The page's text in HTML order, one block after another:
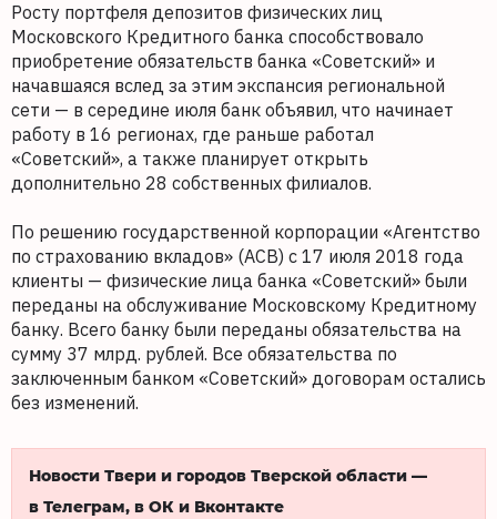
Росту портфеля депозитов физических лиц
Московского Кредитного банка способствовало
приобретение обязательств банка «Советский» и
начавшаяся вслед за этим экспансия региональной
сети — в середине июля банк объявил, что начинает
работу в 16 регионах, где раньше работал
«Советский», а также планирует открыть
дополнительно 28 собственных филиалов.
По решению государственной корпорации «Агентство
по страхованию вкладов» (АСВ) с 17 июля 2018 года
клиенты — физические лица банка «Советский» были
переданы на обслуживание Московскому Кредитному
банку. Всего банку были переданы обязательства на
сумму 37 млрд. рублей. Все обязательства по
заключенным банком «Советский» договорам остались
без изменений.
Новости Твери и городов Тверской области —
в Телеграм, в ОК и Вконтакте